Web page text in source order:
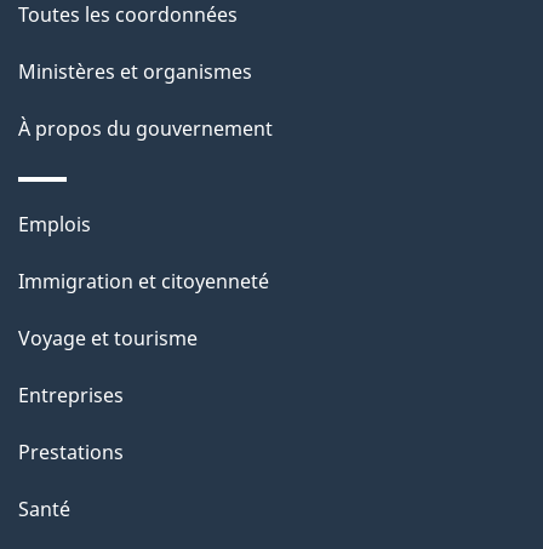
p
a
g
e
Toutes les coordonnées
Ministères et organismes
À propos du gouvernement
Thèmes
sujets
Emplois
Immigration et citoyenneté
Voyage et tourisme
Entreprises
Prestations
Santé